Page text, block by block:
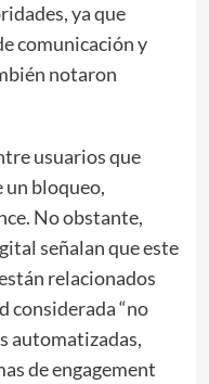
ya que
comunicación y
notaron
usuarios que
un bloqueo,
No obstante,
señalan que este
relacionados
considerada “no
automatizadas,
de engagement